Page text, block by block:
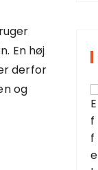
En høj
derfor
og